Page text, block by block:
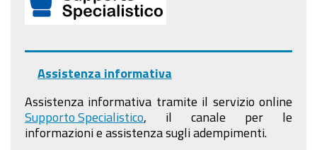
Assistenza informativa
Assistenza informativa tramite il servizio online
Supporto Specialistico , il canale per le
informazioni e assistenza sugli adempimenti.